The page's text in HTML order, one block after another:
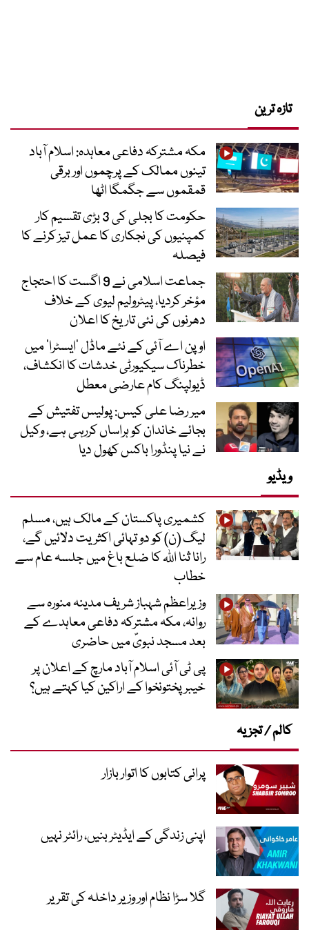
تازہ ترین
مکہ مشترکہ دفاعی معاہدہ: اسلام آباد
تینوں ممالک کے پرچموں اور برقی
قمقموں سے جگمگا اٹھا
حکومت کا بجلی کی 3 بڑی تقسیم کار
کمپنیوں کی نجکاری کا عمل تیز کرنے کا
فیصلہ
جماعت اسلامی نے 9 اگست کا احتجاج
مؤخر کردیا، پیٹرولیم لیوی کے خلاف
دھرنوں کی نئی تاریخ کا اعلان
اوپن اے آئی کے نئے ماڈل ’ایسٹرا‘ میں
خطرناک سیکیورٹی خدشات کا انکشاف،
ڈیولپنگ کام عارضی معطل
میر رضا علی کیس: پولیس تفتیش کے
بجائے خاندان کو ہراساں کررہی ہے، وکیل
نے نیا پنڈورا باکس کھول دیا
ویڈیو
کشمیری پاکستان کے مالک ہیں، مسلم
لیگ (ن) کو دو تہائی اکثریت دلائیں گے،
رانا ثنا اللہ کا ضلع باغ میں جلسہ عام سے
خطاب
وزیراعظم شہباز شریف مدینہ منورہ سے
روانہ، مکہ مشترکہ دفاعی معاہدے کے
بعد مسجد نبویؐ میں حاضری
پی ٹی آئی اسلام آباد مارچ کے اعلان پر
خیبر پختونخوا کے اراکین کیا کہتے ہیں؟
کالم / تجزیہ
پرانی کتابوں کا اتوار بازار
اپنی زندگی کے ایڈیٹر بنیں، رائٹر نہیں
گلا سڑا نظام اور وزیر داخلہ کی تقریر